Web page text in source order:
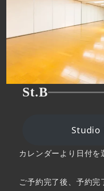
St.B
Studio
カレンダーより日付を
ご予約完了後、予約完